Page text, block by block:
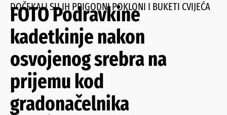
DOČEKALI SU IH PRIGODNI POKLONI I BUKETI CVIJEĆA
FOTO Podravkine
kadetkinje nakon
osvojenog srebra na
prijemu kod
gradonačelnika